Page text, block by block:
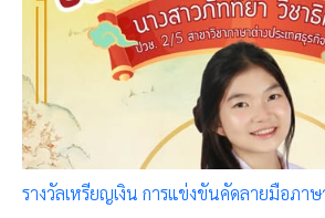
รางวัลเหรียญเงิน การแข่งขันคัดลายมือภา